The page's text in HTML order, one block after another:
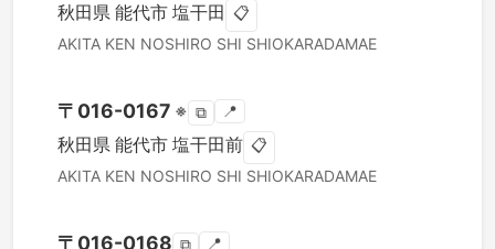
秋田県 能代市 塩干田 📋
AKITA KEN NOSHIRO SHI SHIOKARADAMAE
〒 016-0167 ※ ⧉ 📍
秋田県 能代市 塩干田前 📋
AKITA KEN NOSHIRO SHI SHIOKARADAMAE
〒 016-0168 ⧉ 📍